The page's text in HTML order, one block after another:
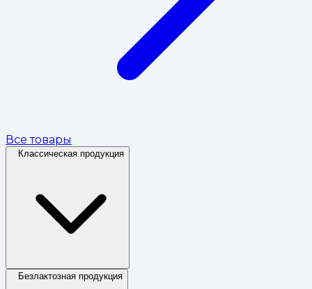
Все товары
Классическая продукция
Безлактозная продукция